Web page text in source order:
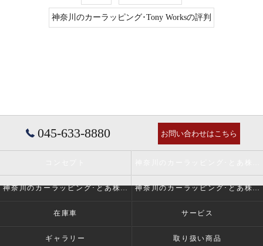
神奈川のカーラッピング･Tony Worksの評判
045-633-8880 お問い合わせはこちら
神奈川のカーラッピング･とあ株式会社の評判 神奈川のカーラッピング･とあ株式会社のお客様の声
在庫車 サービス
ギャラリー 取り扱い商品